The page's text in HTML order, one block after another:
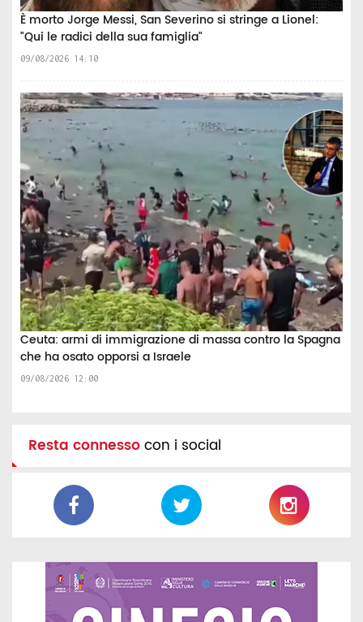
È morto Jorge Messi, San Severino si stringe a Lionel:
"Qui le radici della sua famiglia"
09/08/2026 14:10
Ceuta: armi di immigrazione di massa contro la Spagna
che ha osato opporsi a Israele
09/08/2026 12:00
Resta connessocon i social